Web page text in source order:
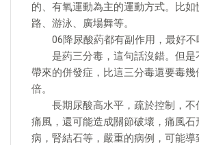
的、有氧運動為主的運動方式。比如
路、游泳、廣場舞等。
06降尿酸葯都有副作用，最好不
是葯三分毒，這句話沒錯。但是
帶來的併發症，比這三分毒還要毒幾
倍。
長期尿酸高水平，疏於控制，不
痛風，還可能造成關節破壞，痛風石
病，腎結石等，嚴重的病例，可能導